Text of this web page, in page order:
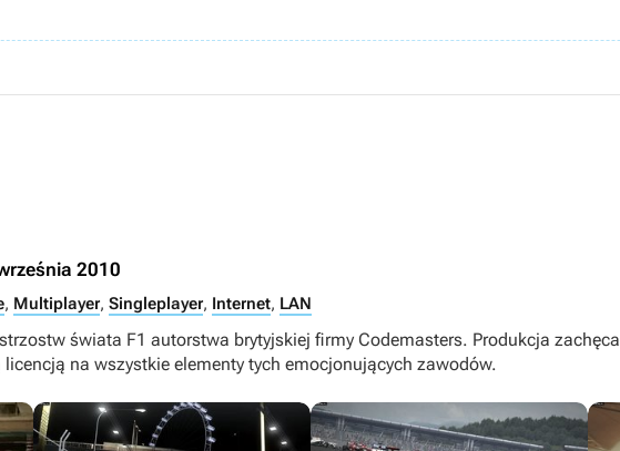
2010
, Multiplayer, Singleplayer, Internet, LAN
świata F1 autorstwa brytyjskiej firmy Codemasters. Produkcja zachęca
na wszystkie elementy tych emocjonujących zawodów.